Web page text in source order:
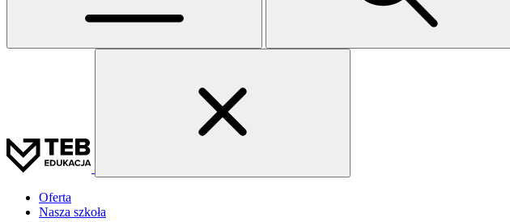
Oferta
Nasza szkoła